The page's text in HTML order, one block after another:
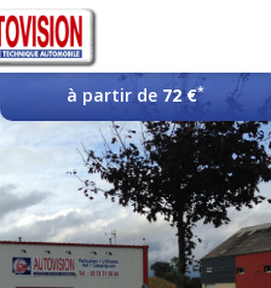
à partir de 72 €*